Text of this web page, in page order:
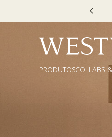
PRODUTOSCOLLABS